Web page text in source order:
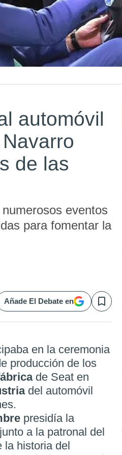
automóvil
de las
eventos
para fomentar la
Añade El Debate en Save
en la ceremonia
producción de los
de Seat en
del automóvil
presidía la
a la patronal del
la historia del